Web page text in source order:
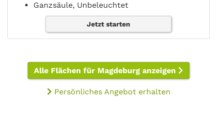
Ganzsäule, Unbeleuchtet
Jetzt starten
Alle Flächen für Magdeburg anzeigen
Persönliches Angebot erhalten